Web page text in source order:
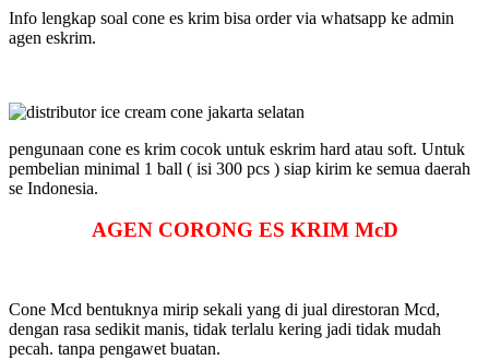
Info lengkap soal cone es krim bisa order via whatsapp ke admin
agen eskrim.
pengunaan cone es krim cocok untuk eskrim hard atau soft. Untuk
pembelian minimal 1 ball ( isi 300 pcs ) siap kirim ke semua daerah
se Indonesia.
AGEN CORONG ES KRIM McD
Cone Mcd bentuknya mirip sekali yang di jual direstoran Mcd,
dengan rasa sedikit manis, tidak terlalu kering jadi tidak mudah
pecah. tanpa pengawet buatan.